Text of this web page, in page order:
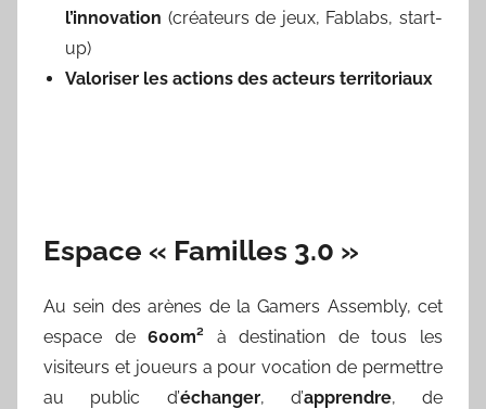
l’innovation (créateurs de jeux, Fablabs, start-
up)
Valoriser les actions des acteurs territoriaux
Espace « Familles 3.0 »
Au sein des arènes de la Gamers Assembly, cet
espace de600m² à destination de tous les
visiteurs et joueurs a pour vocation de permettre
au public d’échanger, d’apprendre, de